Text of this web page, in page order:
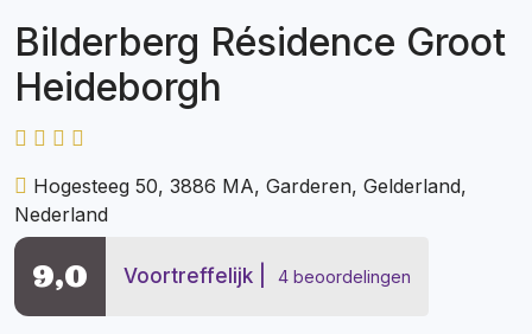
Bilderberg Résidence Groot
Heideborgh
Hogesteeg 50, 3886 MA, Garderen, Gelderland,
Nederland
Voortreffelijk 4 beoordelingen
9,0